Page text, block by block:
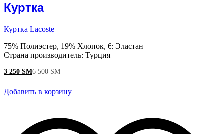
Куртка
Куртка Lacoste
75% Полиэстер, 19% Хлопок, 6: Эластан
Страна производитель: Турция
3 250 ЅМ6 500ЅМ
Добавить в корзину